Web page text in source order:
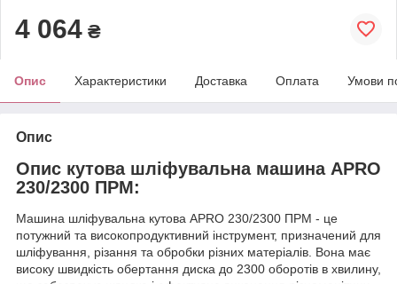
4 064 ₴
Опис Характеристики Доставка Оплата Умови
Опис
Опис кутова шліфувальна машина APRO
230/2300 ПРМ:
Машина шліфувальна кутова APRO 230/2300 ПРМ - це
потужний та високопродуктивний інструмент, призначений для
шліфування, різання та обробки різних матеріалів. Вона має
високу швидкість обертання диска до 2300 оборотів в хвилину,